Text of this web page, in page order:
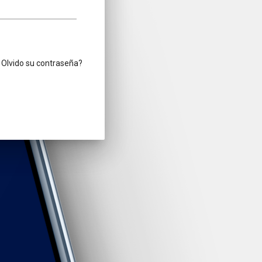
Olvido su contraseña?